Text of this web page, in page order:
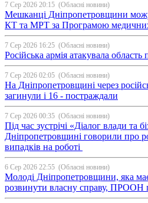
7 Сер 2026 20:15 (Обласні новини)
Мешканці Дніпропетровщини
КТ та МРТ за Програмою медичних
7 Сер 2026 16:25 (Обласні новини)
Російська армія атакувала область
7 Сер 2026 02:05 (Обласні новини)
На Дніпропетровщині через
загинули і 16 - постраждали
7 Сер 2026 00:35 (Обласні новини)
Під час зустрічі «Діалог влади та
Дніпропетровщині говорили про
випадків на роботі
6 Сер 2026 22:55 (Обласні новини)
Молоді Дніпропетровщини, яка
розвинути власну справу, ПРООН